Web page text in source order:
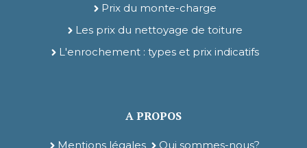
Prix du monte-charge
Les prix du nettoyage de toiture
L'enrochement : types et prix indicatifs
A PROPOS
Mentions légales Qui sommes-nous?